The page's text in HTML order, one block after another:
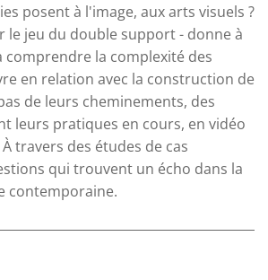
posent à l'image, aux arts visuels ?
le jeu du double support - donne à
comprendre la complexité des
en relation avec la construction de
de leurs cheminements, des
leurs pratiques en cours, en vidéo
travers des études de cas
qui trouvent un écho dans la
contemporaine.